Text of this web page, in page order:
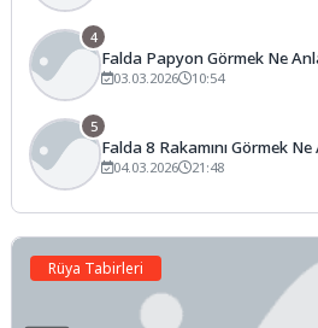
4
Falda Papyon Görmek Ne
03.03.2026 10:54
5
Falda 8 Rakamını Görmek
04.03.2026 21:48
Rüya Tabirleri